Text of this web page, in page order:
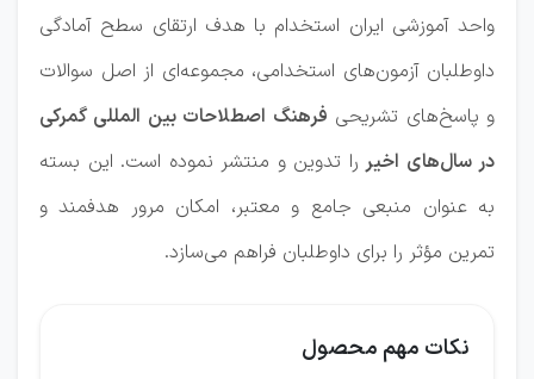
واحد آموزشی ایران‌ استخدام با هدف ارتقای سطح آمادگی
داوطلبان آزمون‌های استخدامی، مجموعه‌ای از اصل سوالات
و پاسخ‌های تشریحی فرهنگ اصطلاحات بین المللی گمرکی
در سال‌های اخیر را تدوین و منتشر نموده است. این بسته
به‌ عنوان منبعی جامع و معتبر، امکان مرور هدفمند و
تمرین مؤثر را برای داوطلبان فراهم می‌سازد.
نکات مهم محصول